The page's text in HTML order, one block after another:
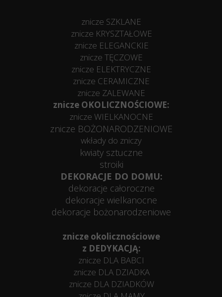
znicze SZKLANE
znicze KRYSZTAŁOWE
znicze ELEGANCKIE
znicze TĘCZOWE
znicze ELEKTRYCZNE
znicze CERAMICZNE
znicze ZALEWANE
znicze OKOLICZNOŚCIOWE:
znicze WIELKANOCNE
znicze BOŻONARODZENIOWE
wkłady do zniczy
kwiaty sztuczne
stroiki
DEKORACJE DO DOMU:
dekoracje całoroczne
dekoracje wielkanocne
dekoracje bożonarodzeniowe
znicze okolicznościowe
z DEDYKACJĄ:
znicze DLA BABCI
znicze DLA DZIADKA
znicze DLA DZIADKÓW